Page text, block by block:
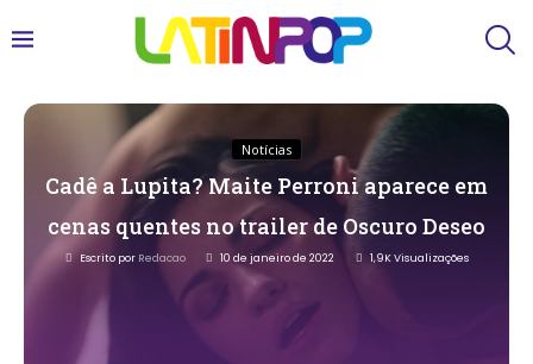
Notícias
Cadê a Lupita? Maite Perroni aparece em
cenas quentes no trailer de Oscuro Deseo
Escrito por Redacao 10 de janeiro de 2022 1,9KVisualizações